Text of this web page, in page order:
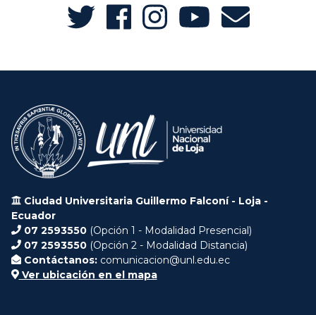
Ciudad Universitaria Guillermo Falconí - Loja -
Ecuador
07 2593550 (Opción 1 - Modalidad Presencial)
07 2593550 (Opción 2 - Modalidad Distancia)
Contáctanos: comunicacion@unl.edu.ec
Ver ubicación en el mapa